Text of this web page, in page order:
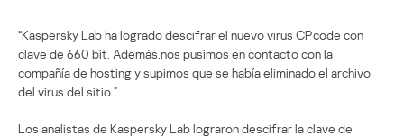
“Kaspersky Lab ha logrado descifrar el nuevo virus CPcode con
clave de 660 bit. Además,nos pusimos en contacto con la
compañía de hosting y supimos que se había eliminado el archivo
del virus del sitio.”
Los analistas de Kaspersky Lab lograron descifrar la clave de